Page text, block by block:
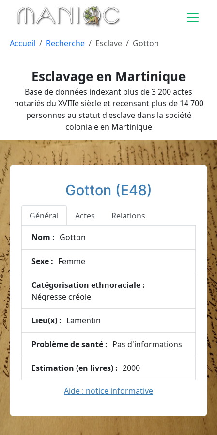
Aller au contenu principal
Esclavage en Martinique
Base de données indexant plus de 3 200 actes
notariés du XVIIIe siècle et recensant plus de 14 700
personnes au statut d'esclave dans la société
coloniale en Martinique
Accueil Recherche Esclave Gotton
Gotton (E48)
Général Actes Relations
Nom : Gotton
Sexe : Femme
Catégorisation ethnoraciale :
Négresse créole
Lieu(x) : Lamentin
Problème de santé : Pas d'informations
Estimation (en livres) : 2000
Aide : notice informative